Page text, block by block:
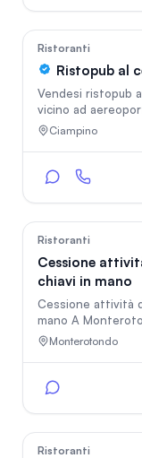
In vetrina
Ristoranti
Ristopub al
Vendesi ristopub
vicino ad
frequentato da
7su7 tutto l'anno.
coperti, ed una
locale permette
inverno. E' pronta
Ciampino
Ristoranti
Cessione
chiavi in mano
Cessione attività
mano A
strategica ad alto
funzionante, è
interventi
Monterotondo
Ristoranti